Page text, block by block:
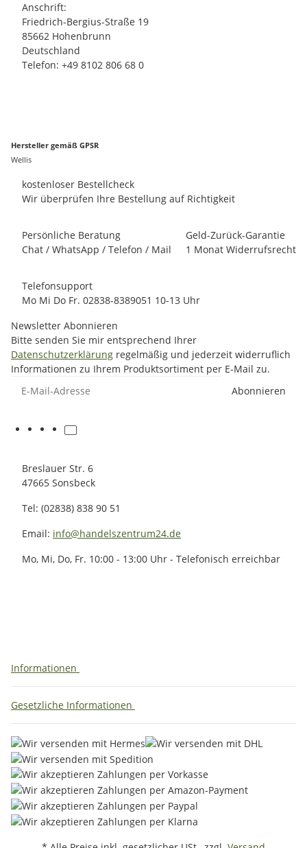
Anschrift:
Friedrich-Bergius-Straße 19
85662 Hohenbrunn
Deutschland
Telefon: +49 8102 806 68 0
Hersteller gemäß GPSR
Wellis
kostenloser Bestellcheck
Wir überprüfen Ihre Bestellung auf Richtigkeit
Persönliche Beratung
Chat / WhatsApp / Telefon / Mail
Geld-Zurück-Garantie
1 Monat Widerrufsrecht
Telefonsupport
Mo Mi Do Fr. 02838-8389051 10-13 Uhr
Newsletter Abonnieren
Bitte senden Sie mir entsprechend Ihrer
Datenschutzerklärung regelmäßig und jederzeit widerruflich
Informationen zu Ihrem Produktsortiment per E-Mail zu.
Abonnieren
Breslauer Str. 6
47665 Sonsbeck
Tel: (02838) 838 90 51
Email: info@handelszentrum24.de
Mo, Mi, Do, Fr. 10:00 - 13:00 Uhr - Telefonisch erreichbar
Informationen
Gesetzliche Informationen